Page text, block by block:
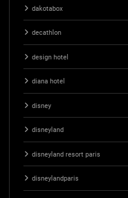
dakotabox
decathlon
design hotel
diana hotel
disney
disneyland
disneyland resort paris
disneylandparis